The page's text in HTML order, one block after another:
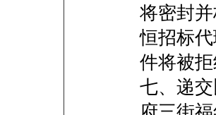
将密封
恒招标
件将被
七、递